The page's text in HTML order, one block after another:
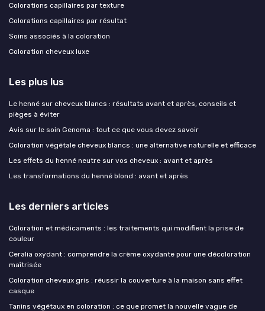
Colorations capillaires par texture
Colorations capillaires par résultat
Soins associés à la coloration
Coloration cheveux luxe
Les plus lus
Le henné sur cheveux blancs : résultats avant et après, conseils et
pièges à éviter
Avis sur le soin Genoma : tout ce que vous devez savoir
Coloration végétale cheveux blancs : une alternative naturelle et efficace
Les effets du henné neutre sur vos cheveux : avant et après
Les transformations du henné blond : avant et après
Les derniers articles
Coloration et médicaments : les traitements qui modifient la prise de
couleur
Ceralia oxydant : comprendre la crème oxydante pour une décoloration
maîtrisée
Coloration cheveux gris : réussir la couverture à la maison sans effet
casque
Tanins végétaux en coloration : ce que promet la nouvelle vague de